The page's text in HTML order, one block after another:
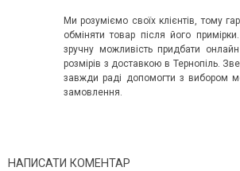
Ми розуміємо своїх клієнтів, тому
обміняти товар після його
зручну можливість придбати
розмірів з доставкою в Тернопіль.
завжди раді допомогти з вибором
замовлення.
НАПИСАТИ КОМЕНТАР